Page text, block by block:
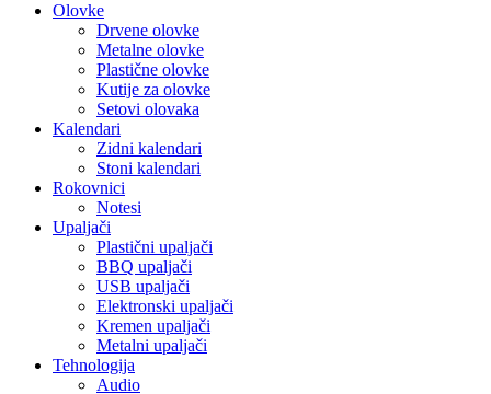
Olovke
Drvene olovke
Metalne olovke
Plastične olovke
Kutije za olovke
Setovi olovaka
Kalendari
Zidni kalendari
Stoni kalendari
Rokovnici
Notesi
Upaljači
Plastični upaljači
BBQ upaljači
USB upaljači
Elektronski upaljači
Kremen upaljači
Metalni upaljači
Tehnologija
Audio